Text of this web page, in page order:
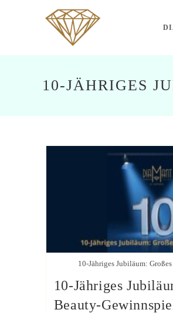
10-JÄHRIGES
10-Jähriges Jubiläum:
10-Jähriges
Beauty-